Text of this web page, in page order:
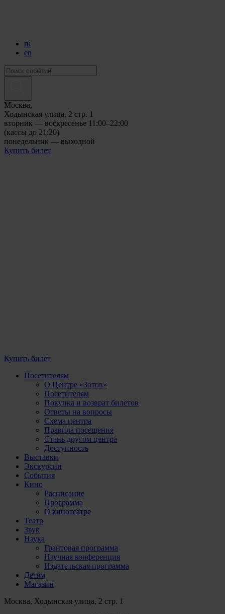
ru
en
Москва,
Ходынская улица, 2 стр. 1
вторник — воскресенье 11:00–22:00
(кассы до 21:20)
понедельник — выходной
Купить билет
Купить билет
Посетителям
О Центре «Зотов»
Посетителям
Покупка и возврат билетов
Ответы на вопросы
Схема центра
Правила посещения
Стань другом центра
Доступность
Выставки
Экскурсии
События
Кино
Расписание
Программа
О кинотеатре
Театр
Звук
Наука
Грантовая программа
Научная конференция
Издательская программа
Детям
Магазин
Москва, Ходынская улица, 2 стр. 1